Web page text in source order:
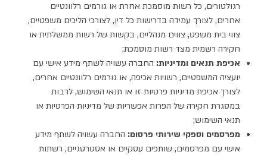
רגולטורים, כל רשות מוסמכת אחרת או גורמים רלוונטיים
אחרים, לצורך עמידה בדרישות כל דין, לצורכי הליכים משפטיים,
צווי בית משפט, צווים מנהליים, בקשות של רשות ממשלתית או
חקירה רשמית מצד רשות מוסמכת;
אכיפת תנאים ומדיניות: החברה עשויה לשתף מידע אישי עם
יועציה המשפטיים, רשויות אכיפה, או גורמים רלוונטיים אחרים,
לצורך אכיפת מדיניות פרטיות זו או תנאי השימוש, לרבות
במסגרת חקירה של הפרות אפשריות של מדיניות הפרטיות או
תנאי השימוש;
מפרסמים וספקי שירותי פרסום: החברה עשויה לשתף מידע
אישי עם מפרסמים, שותפים עסקיים או אסטרטגיים, רשתות